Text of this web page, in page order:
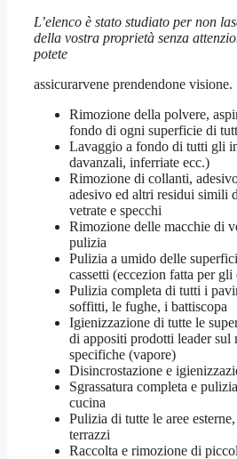
L’elenco è stato studiato per non
della vostra proprietà senza
potete
assicurarvene prendendone visione.
Rimozione della polvere,
fondo di ogni superficie di
Lavaggio a fondo di tutti gli
davanzali, inferriate ecc.)
Rimozione di collanti,
adesivo ed altri residui simili
vetrate e specchi
Rimozione delle macchie di
pulizia
Pulizia a umido delle
cassetti (eccezion fatta per
Pulizia completa di tutti i
soffitti, le fughe, i battiscopa
Igienizzazione di tutte le
di appositi prodotti leader sul
specifiche (vapore)
Disincrostazione e
Sgrassatura completa e
cucina
Pulizia di tutte le aree
terrazzi
Raccolta e rimozione di